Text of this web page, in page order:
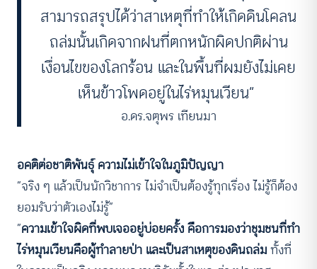
สามารถสรุปได้ว่าสาเหตุที่ทำให้เกิดดินโคลน
ถล่มนั้นเกิดจากฝนที่ตกหนักผิดปกติผ่าน
เงื่อนไขของโลกร้อน และในพื้นที่ผมยังไม่เคย
เห็นข้าวโพดอยู่ในไร่หมุนเวียน”
อ.ดร.จตุพร เทียนมา
อคติต่อชาติพันธุ์ ความไม่เข้าใจในภูมิปัญญา
“จริง ๆ แล้วเป็นนักวิชาการ ไม่จำเป็นต้องรู้ทุกเรื่อง ไม่รู้ก็ต้อง
ยอมรับว่าตัวเองไม่รู้”
“ความเข้าใจผิดที่พบเจออยู่บ่อยครั้ง คือการมองว่าชุมชนที่ทำ
ไร่หมุนเวียนคือผู้ทำลายป่า และเป็นสาเหตุของดินถล่มทั้งที่